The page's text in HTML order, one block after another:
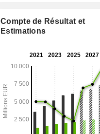
Compte de Résultat et
Estimations